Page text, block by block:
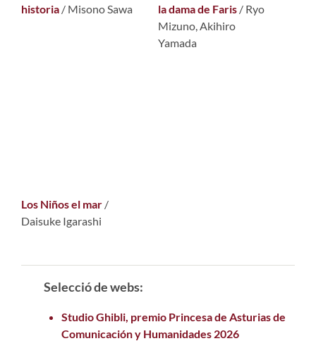
historia / Misono Sawa
la dama de Faris / Ryo
Mizuno, Akihiro
Yamada
Los Niños el mar /
Daisuke Igarashi
Selecció de webs:
Studio Ghibli, premio Princesa de Asturias de
Comunicación y Humanidades 2026